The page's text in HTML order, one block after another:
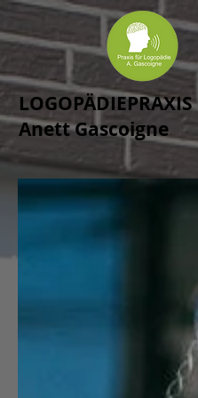
LOGOPÄDIEPRAXIS
Anett Gascoigne